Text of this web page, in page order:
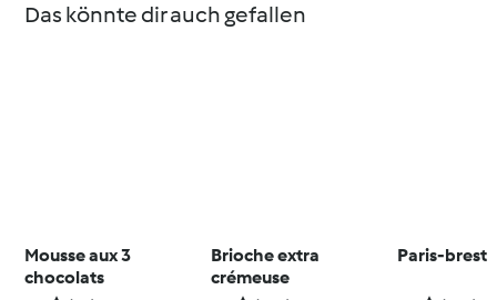
Das könnte dir auch gefallen
Mousse aux 3
chocolats
Brioche extra
crémeuse
Paris-brest